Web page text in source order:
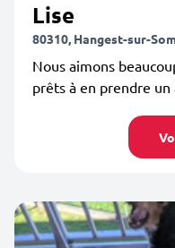
Lise
80310, Hangest-sur-
Nous aimons
prêts à en prendre